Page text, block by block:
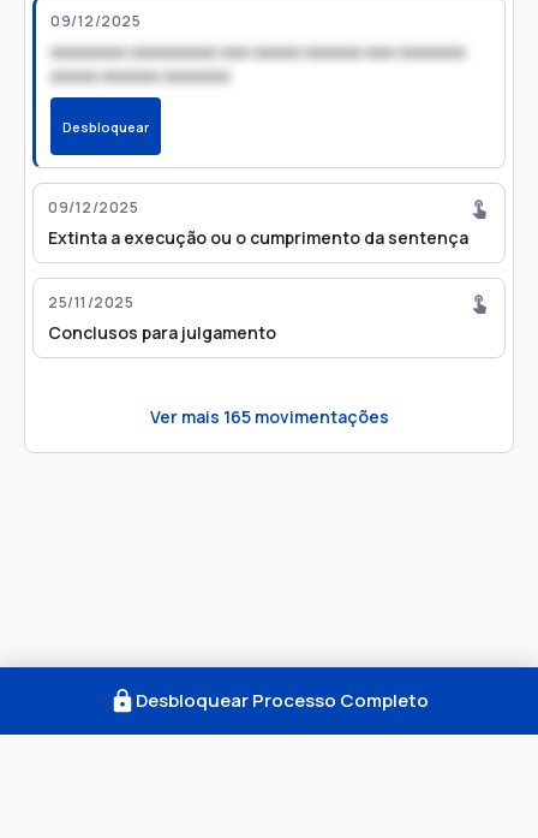
09/12/2025
xxxxxxxx xxxxxxxxx xxx xxxxx xxxxxx xxx xxxxxxx
xxxxx xxxxxx xxxxxxx
Desbloquear
09/12/2025
Extinta a execução ou o cumprimento da sentença
25/11/2025
Conclusos para julgamento
Ver mais 165movimentações
Desbloquear Processo Completo